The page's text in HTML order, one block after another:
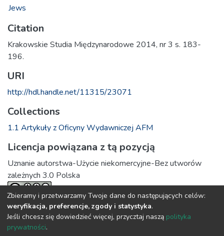
Jews
Citation
Krakowskie Studia Międzynarodowe 2014, nr 3 s. 183-
196.
URI
http://hdl.handle.net/11315/23071
Collections
1.1 Artykuły z Oficyny Wydawniczej AFM
Licencja powiązana z tą pozycją
Uznanie autorstwa-Użycie niekomercyjne-Bez utworów
zależnych 3.0 Polska
Full item page
Zbieramy i przetwarzamy Twoje dane do następujących celów:
weryfikacja, preferencje, zgody i statystyka.
Jeśli chcesz się dowiedzieć więcej, przycztaj naszą polityka
prywatności.